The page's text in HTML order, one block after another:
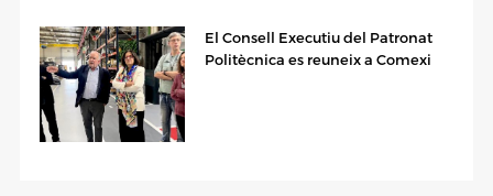
El Consell Executiu del Patronat
Politècnica es reuneix a Comexi